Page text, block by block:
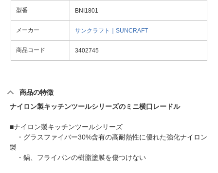
型番 BNI1801
メーカー サンクラフト｜SUNCRAFT
商品コード 3402745
商品の特徴
ナイロン製キッチンツールシリーズのミニ横口レードル
■ナイロン製キッチンツールシリーズ
・グラスファイバー30%含有の高耐熱性に優れた強化ナイロン
製
・鍋、フライパンの樹脂塗膜を傷つけない